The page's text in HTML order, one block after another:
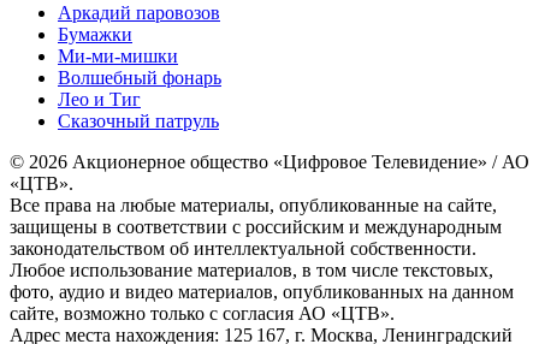
Аркадий паровозов
Бумажки
Ми-ми-мишки
Волшебный фонарь
Лео и Тиг
Сказочный патруль
© 2026 Акционерное общество «Цифровое Телевидение» / АО
«ЦТВ».
Все права на любые материалы, опубликованные на сайте,
защищены в соответствии с российским и международным
законодательством об интеллектуальной собственности.
Любое использование материалов, в том числе текстовых,
фото, аудио и видео материалов, опубликованных на данном
сайте, возможно только с согласия АО «ЦТВ».
Адрес места нахождения: 125 167, г. Москва, Ленинградский